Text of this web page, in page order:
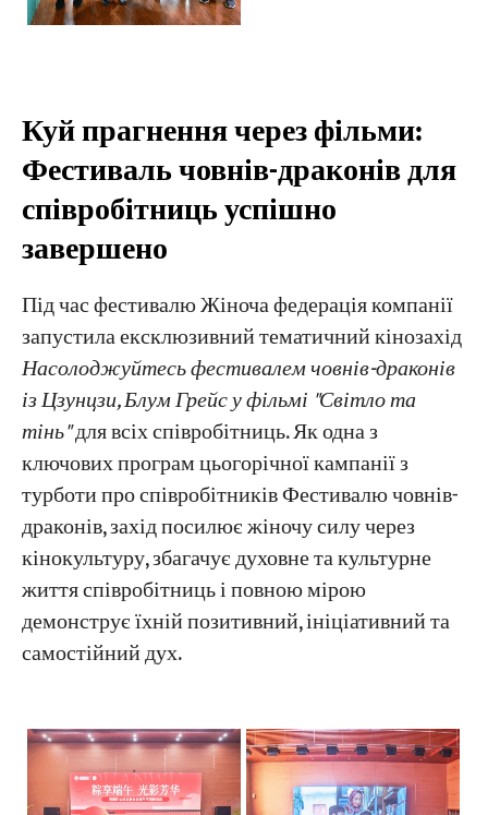
Куй прагнення через фільми:
Фестиваль човнів-драконів для
співробітниць успішно
завершено
Під час фестивалю Жіноча федерація компанії
запустила ексклюзивний тематичний кінозахід
Насолоджуйтесь фестивалем човнів-драконів
із Цзунцзи, Блум Грейс у фільмі "Світло та
тінь"для всіх співробітниць. Як одна з
ключових програм цьогорічної кампанії з
турботи про співробітників Фестивалю човнів-
драконів, захід посилює жіночу силу через
кінокультуру, збагачує духовне та культурне
життя співробітниць і повною мірою
демонструє їхній позитивний, ініціативний та
самостійний дух.